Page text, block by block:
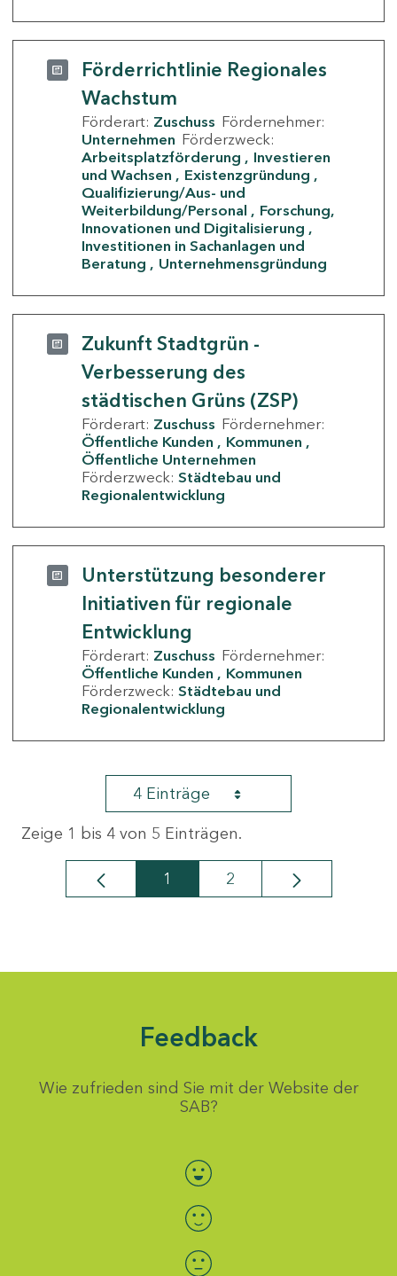
Förderrichtlinie Regionales
Wachstum
Förderart: Zuschuss Fördernehmer:
Unternehmen Förderzweck:
Arbeitsplatzförderung
Investieren
und Wachsen
Existenzgründung
Qualifizierung/Aus- und
Weiterbildung/Personal
Forschung,
Innovationen und Digitalisierung
Investitionen in Sachanlagen und
Beratung
Unternehmensgründung
Zukunft Stadtgrün -
Verbesserung des
städtischen Grüns (ZSP)
Förderart: Zuschuss Fördernehmer:
Öffentliche Kunden
Kommunen
Öffentliche Unternehmen
Förderzweck: Städtebau und
Regionalentwicklung
Unterstützung besonderer
Initiativen für regionale
Entwicklung
Förderart: Zuschuss Fördernehmer:
Öffentliche Kunden
Kommunen
Förderzweck: Städtebau und
Regionalentwicklung
4 Einträge
Zeige 1 bis 4 von 5 Einträgen.
Seite
1 Seite
2
Feedback
Wie zufrieden sind Sie mit der Website der
SAB?
Bewertung auswählen